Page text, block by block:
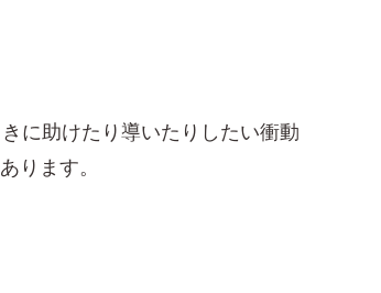
に助けたり導いたりしたい衝動
ります。